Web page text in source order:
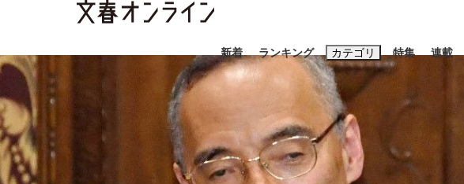
新着 ランキング カテゴリ
スクープ ニュース
特集 連載
おすすめのキーワードタグ一覧